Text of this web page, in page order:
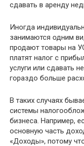
сдавать в аренду
Иногда
занимаются одним
продают товары на
платят налог с
услуги или сдавать
гораздо больше
В таких случаях
системы
бизнеса. Например,
основную часть
«Доходы», потому